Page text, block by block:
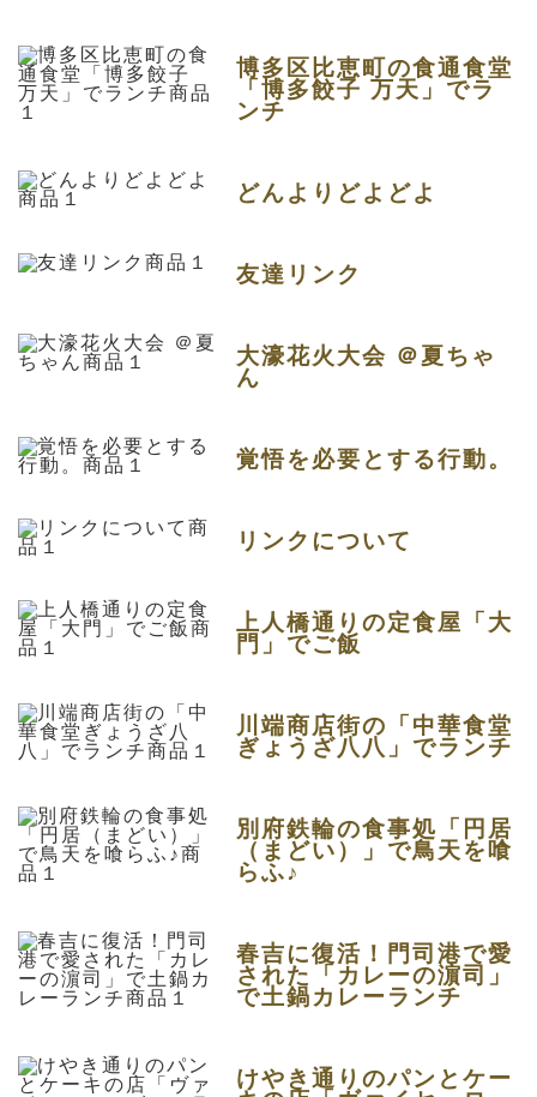
博多区比恵町の食通食堂
「博多餃子 万天」でラ
ンチ
どんよりどよどよ
友達リンク
大濠花火大会 ＠夏ちゃ
ん
覚悟を必要とする行動。
リンクについて
上人橋通りの定食屋「大
門」でご飯
川端商店街の「中華食堂
ぎょうざ八八」でランチ
別府鉄輪の食事処「円居
（まどい）」で鳥天を喰
らふ♪
春吉に復活！門司港で愛
された「カレーの濵司」
で土鍋カレーランチ
けやき通りのパンとケー